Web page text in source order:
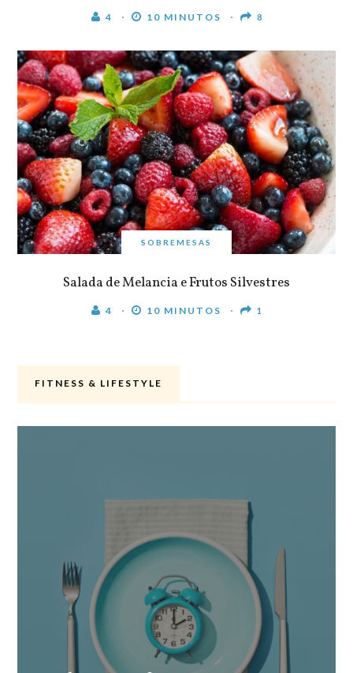
4 10 MINUTOS 8
SOBREMESAS
Salada de Melancia e Frutos Silvestres
4 10 MINUTOS 1
FITNESS & LIFESTYLE